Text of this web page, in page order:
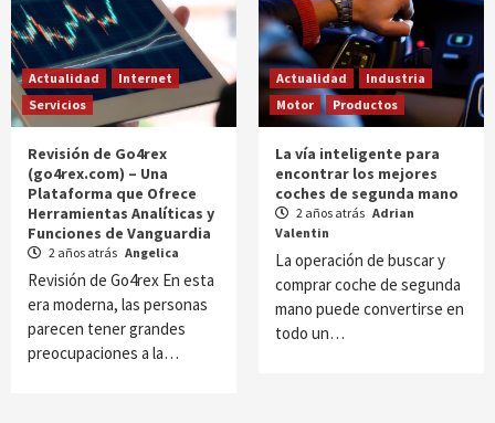
Actualidad
Internet
Servicios
Revisión de Go4rex
(go4rex.com) – Una
Plataforma que Ofrece
Herramientas Analíticas y
Funciones de Vanguardia
2 años atrás Angelica
Revisión de Go4rex En esta
era moderna, las personas
parecen tener grandes
preocupaciones a la…
Actualidad
Industria
Motor
Productos
La vía inteligente para
encontrar los mejores
coches de segunda mano
2 años atrás Adrian
Valentin
La operación de buscar y
comprar coche de segunda
mano puede convertirse en
todo un…